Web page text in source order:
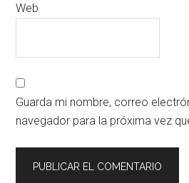
Web
Guarda mi nombre, correo
navegador para la próxima vez